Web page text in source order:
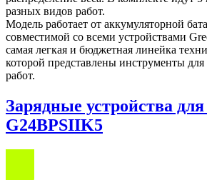
разных видов работ.
Модель работает от аккумуляторной
совместимой со всеми устройствами
самая легкая и бюджетная линейка
которой представлены инструменты
работ.
Зарядные устройства
G24BPSIIK5